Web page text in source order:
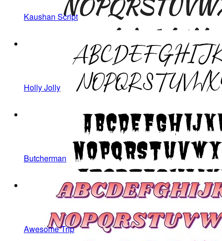
Kaushan Script
Holly Jolly
Butcherman
Awesome Trip